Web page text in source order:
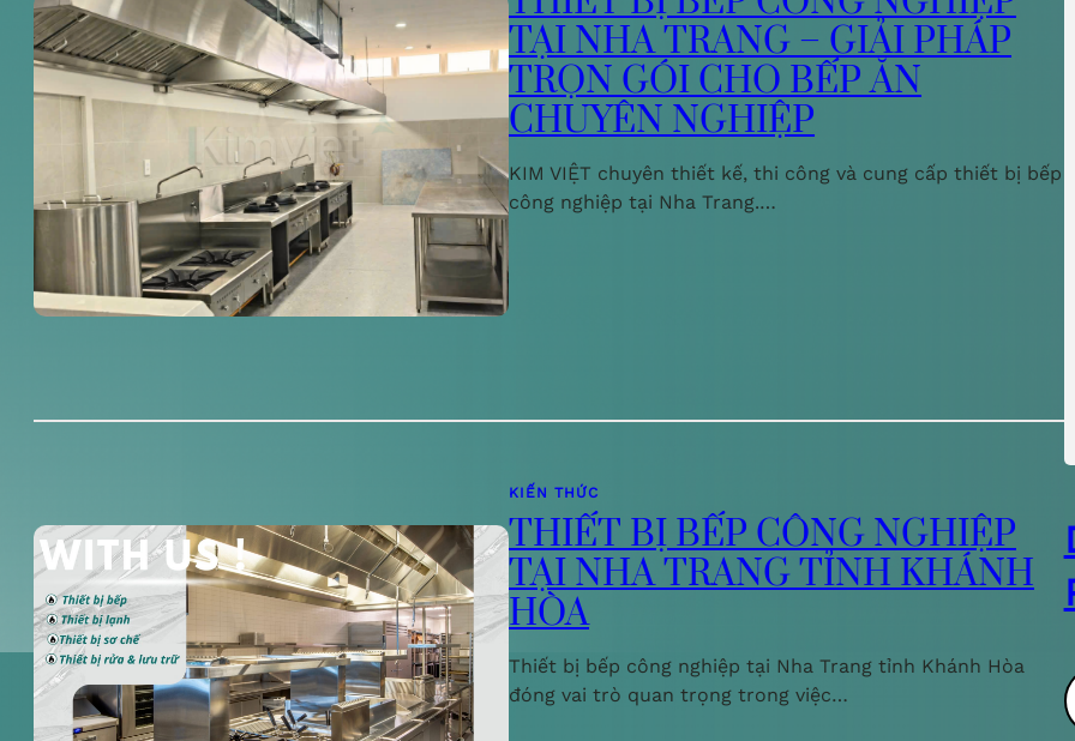
TẠI NHA TRANG – GIẢI PHÁP
TRỌN GÓI CHO BẾP ĂN
CHUYÊN NGHIỆP
KIM VIỆT chuyên thiết kế, thi công và cung cấp thiết bị bếp
công nghiệp tại Nha Trang.…
KIẾN THỨC
THIẾT BỊ BẾP CÔNG NGHIỆP
TẠI NHA TRANG TỈNH KHÁNH
HÒA
Thiết bị bếp công nghiệp tại Nha Trang tỉnh Khánh Hòa
đóng vai trò quan trọng trong việc…